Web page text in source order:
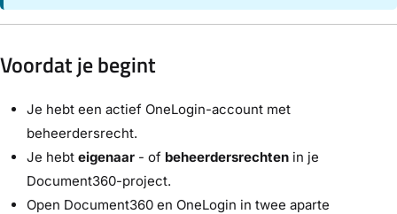
Voordat je begint
Je hebt een actief OneLogin-account met
beheerdersrecht.
Je hebt eigenaar - of beheerdersrechten in je
Document360-project.
Open Document360 en OneLogin in twee aparte